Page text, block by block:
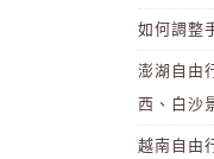
如何調整
澎湖自由
西、白沙
越南自由